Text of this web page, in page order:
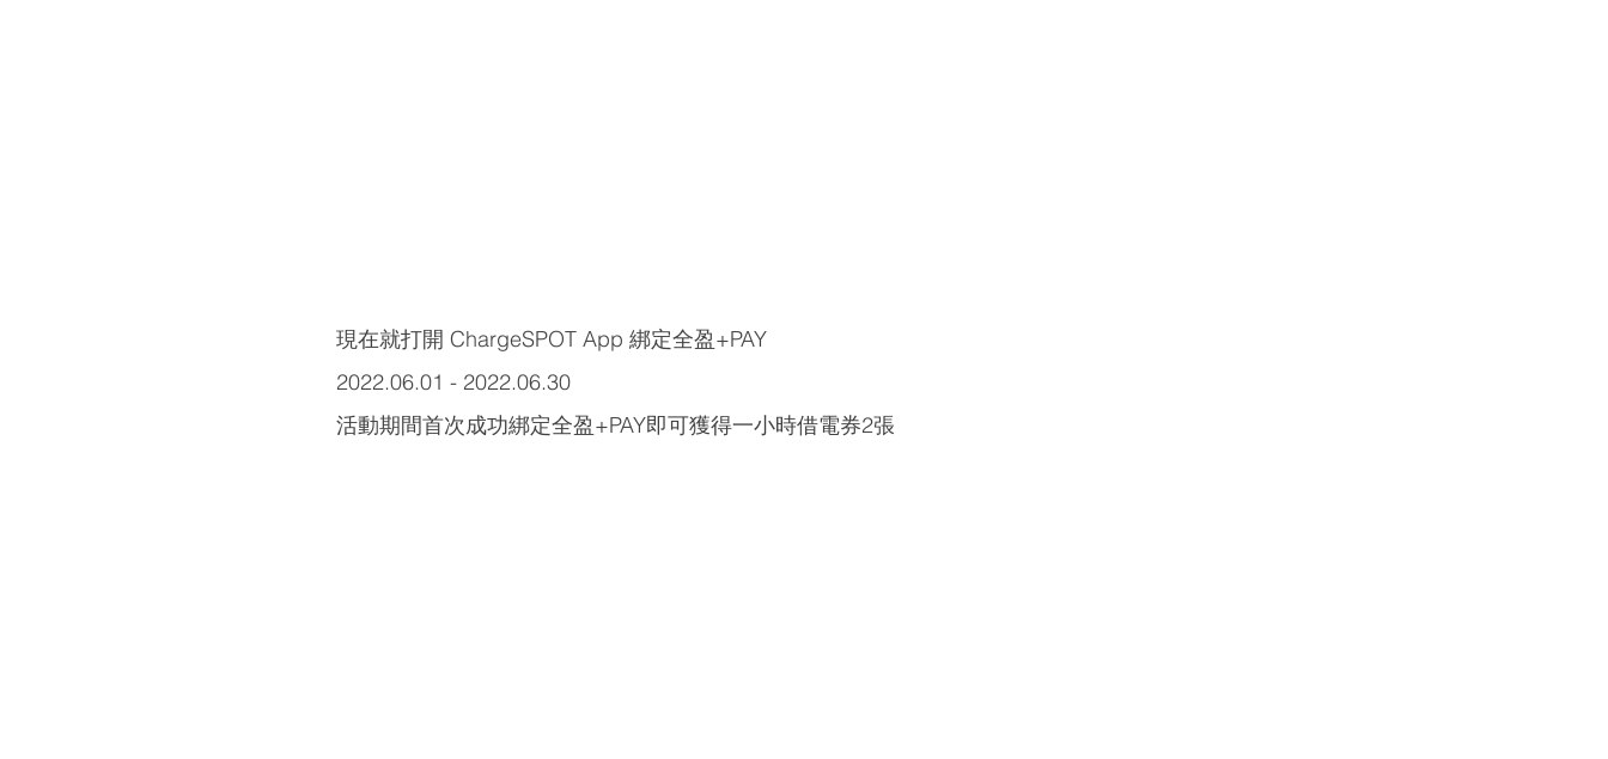
現在就打開 ChargeSPOT App 綁定全盈+PAY
2022.06.01 - 2022.06.30
活動期間首次成功綁定全盈+PAY即可獲得一小時借電券2張